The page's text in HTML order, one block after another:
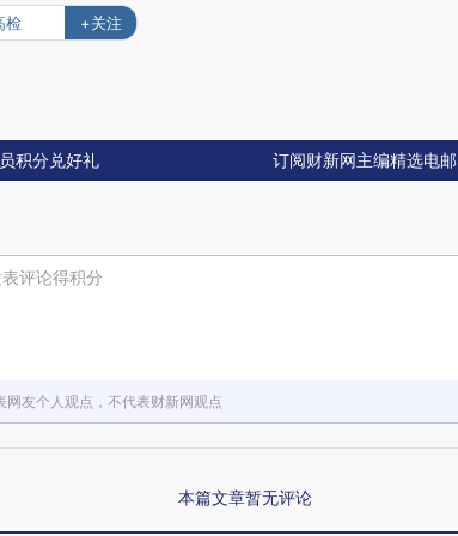
检 +关注
积分兑好礼 订阅财新网主编精选电邮
表评论得积分
网友个人观点，不代表财新网观点
本篇文章暂无评论